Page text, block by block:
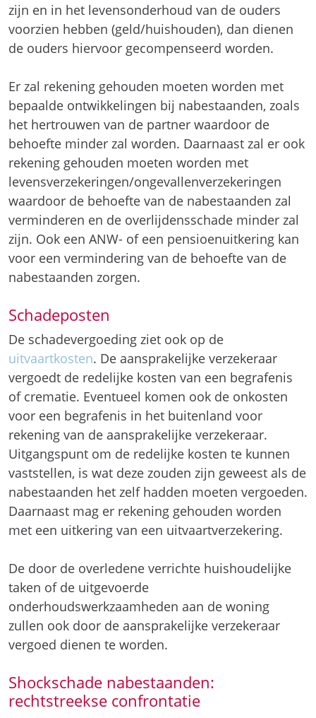
zijn en in het levensonderhoud van de ouders
voorzien hebben (geld/huishouden), dan dienen
de ouders hiervoor gecompenseerd worden.
Er zal rekening gehouden moeten worden met
bepaalde ontwikkelingen bij nabestaanden, zoals
het hertrouwen van de partner waardoor de
behoefte minder zal worden. Daarnaast zal er ook
rekening gehouden moeten worden met
levensverzekeringen/ongevallenverzekeringen
waardoor de behoefte van de nabestaanden zal
verminderen en de overlijdensschade minder zal
zijn. Ook een ANW- of een pensioenuitkering kan
voor een vermindering van de behoefte van de
nabestaanden zorgen.
Schadeposten
De schadevergoeding ziet ook op de
uitvaartkosten. De aansprakelijke verzekeraar
vergoedt de redelijke kosten van een begrafenis
of crematie. Eventueel komen ook de onkosten
voor een begrafenis in het buitenland voor
rekening van de aansprakelijke verzekeraar.
Uitgangspunt om de redelijke kosten te kunnen
vaststellen, is wat deze zouden zijn geweest als de
nabestaanden het zelf hadden moeten vergoeden.
Daarnaast mag er rekening gehouden worden
met een uitkering van een uitvaartverzekering.
De door de overledene verrichte huishoudelijke
taken of de uitgevoerde
onderhoudswerkzaamheden aan de woning
zullen ook door de aansprakelijke verzekeraar
vergoed dienen te worden.
Shockschade nabestaanden:
rechtstreekse confrontatie